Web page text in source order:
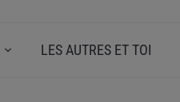
LES AUTRES ET TOI